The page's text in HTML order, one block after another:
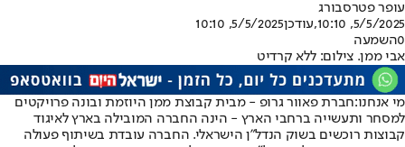
עופר פטרסבורג
5/5/2025, 10:10
,עודכן5/5/2025, 10:10
0השמעה
אבי ממן. צילום: ללא קרדיט
מי אנחנו:חברת פאוור גרופ - מבית קבוצת ממן היוזמת ובונה פרויקטים
למסחר ותעשייה ברחבי הארץ - הינה החברה המובילה בארץ לאיגוד
קבוצות רוכשים בשוק הנדל"ן הישראלי. החברה עובדת בשיתוף פעולה